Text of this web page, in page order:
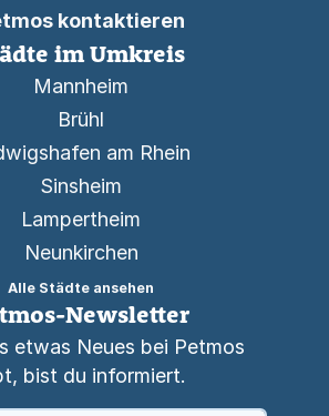
kontaktieren
im Umkreis
Mannheim
Brühl
am Rhein
Sinsheim
Lampertheim
Neunkirchen
Alle Städte ansehen
Newsletter
etwas Neues bei Petmos
bist du informiert.